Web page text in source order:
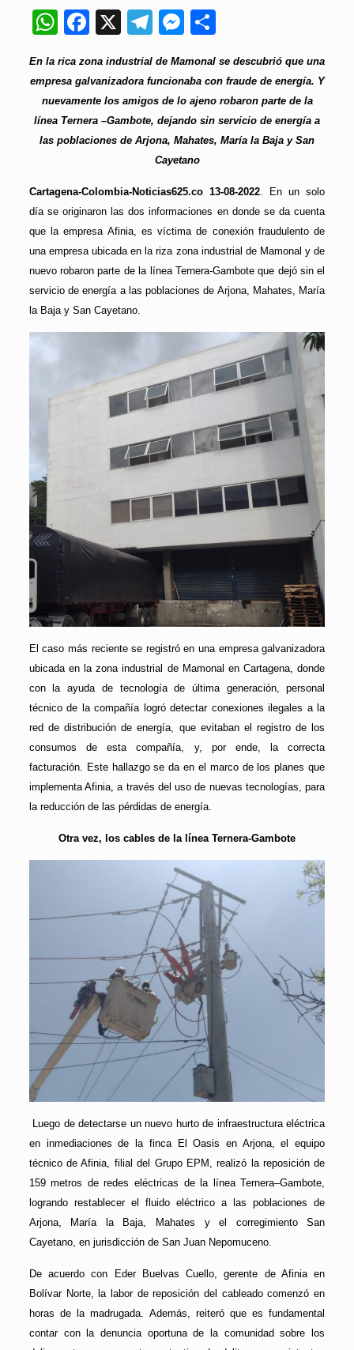
WhatsApp
Facebook
X Telegram
Messenger
En la rica zona industrial de Mamonal se descubrió que una
empresa galvanizadora funcionaba con fraude de energía. Y
nuevamente los amigos de lo ajeno robaron parte de la
línea Ternera –Gambote, dejando sin servicio de energía a
las poblaciones de Arjona, Mahates, María la Baja y San
Cayetano
Cartagena-Colombia-Noticias625.co 13-08-2022. En un solo
día se originaron las dos informaciones en donde se da cuenta
que la empresa Afinia, es víctima de conexión fraudulento de
una empresa ubicada en la riza zona industrial de Mamonal y de
nuevo robaron parte de la línea Ternera-Gambote que dejó sin el
servicio de energía a las poblaciones de Arjona, Mahates, María
la Baja y San Cayetano.
El caso más reciente se registró en una empresa galvanizadora
ubicada en la zona industrial de Mamonal en Cartagena, donde
con la ayuda de tecnología de última generación, personal
técnico de la compañía logró detectar conexiones ilegales a la
red de distribución de energía, que evitaban el registro de los
consumos de esta compañía, y, por ende, la correcta
facturación. Este hallazgo se da en el marco de los planes que
implementa Afinia, a través del uso de nuevas tecnologías, para
la reducción de las pérdidas de energía.
Otra vez, los cables de la línea Ternera-Gambote
Luego de detectarse un nuevo hurto de infraestructura eléctrica
en inmediaciones de la finca El Oasis en Arjona, el equipo
técnico de Afinia, filial del Grupo EPM, realizó la reposición de
159 metros de redes eléctricas de la línea Ternera–Gambote,
logrando restablecer el fluido eléctrico a las poblaciones de
Arjona, María la Baja, Mahates y el corregimiento San
Cayetano, en jurisdicción de San Juan Nepomuceno.
De acuerdo con Eder Buelvas Cuello, gerente de Afinia en
Bolívar Norte, la labor de reposición del cableado comenzó en
horas de la madrugada. Además, reiteró que es fundamental
contar con la denuncia oportuna de la comunidad sobre los